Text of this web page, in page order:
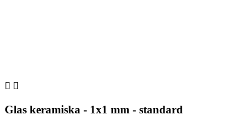
 
Glas keramiska - 1x1 mm - standard